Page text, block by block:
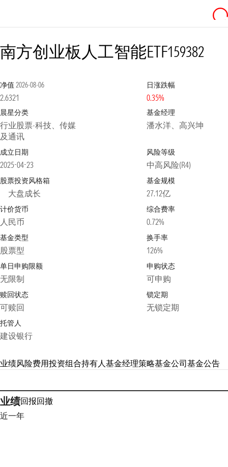
南方创业板人工智能ETF159382
净值 2026-08-06
2.6321
日涨跌幅
0.35%
晨星分类
行业股票-科技、传媒
及通讯
基金经理
潘水洋、高兴坤
成立日期
2025-04-23
风险等级
中高风险(R4)
股票投资风格箱
大盘成长
基金规模
27.12亿
计价货币
人民币
综合费率
0.72%
基金类型
股票型
换手率
126%
单日申购限额
无限制
申购状态
可申购
赎回状态
可赎回
锁定期
无锁定期
托管人
建设银行
业绩风险费用投资组合持有人基金经理策略基金公司基金公告
业绩回报回撤
近一年